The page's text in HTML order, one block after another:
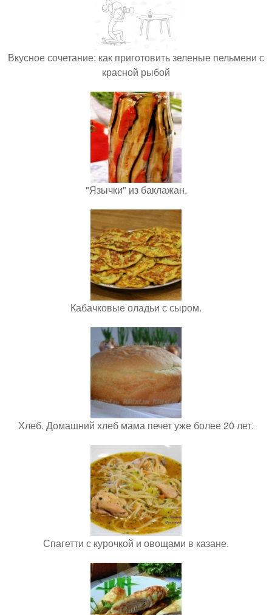
Вкусное сочетание: как приготовить зеленые пельмени с
красной рыбой
"Язычки" из баклажан.
Кабачковые оладьи с сыром.
Хлеб. Домашний хлеб мама печет уже более 20 лет.
Спагетти с курочкой и овощами в казане.